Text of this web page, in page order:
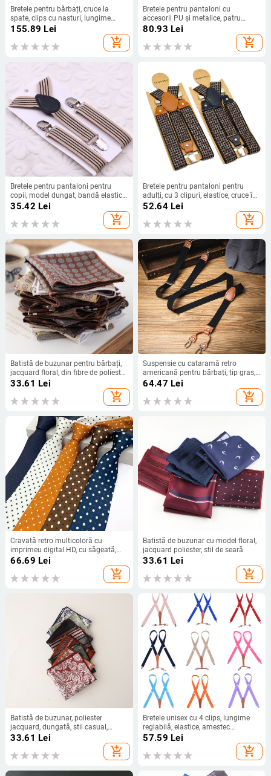
Bretele pentru bărbați, cruce la
spate, clips cu nasturi, lungime
reglabilă
155.89 Lei
add_shopping_cart
Bretele pentru pantaloni cu
accesorii PU și metalice, patru
clipsuri, spate încrucișat, unisex
disponibilă
80.93 Lei
add_shopping_cart
Bretele pentru pantaloni pentru
copii, model dungat, bandă elastică,
3 clipsuri, unisex, lungime fixă
35.42 Lei
add_shopping_cart
Bretele pentru pantaloni pentru
adulți, cu 3 clipuri, elastice, cruce în
spate, lungime reglabilă, jacquard
52.64Lei
add_shopping_cart
Batistă de buzunar pentru bărbați,
jacquard floral, din fibre de poliester,
pentru adulți, iarna 2023
33.61 Lei
add_shopping_cart
Suspensie cu cataramă retro
americană pentru bărbați, tip gras,
universal, puternic, antiderapant,
extensibilă, suspendată pentru
pantaloni pentru adulți
64.47 Lei
add_shopping_cart
Cravată retro multicoloră cu
imprimeu digital HD, cu săgeată,
pentru bărbați, polo cu buline, în
66.69 Lei
add_shopping_cart
Batistă de buzunar cu model floral,
jacquard poliester, stil de seară
33.61 Lei
add_shopping_cart
Batistă de buzunar, poliester
jacquard, dungată, stil casual,
unisex
33.61 Lei
add_shopping_cart
Bretele unisex cu 4 clips, lungime
reglabilă, elastice, amestec
poliester-elastan, design spate
57.59 Lei
add_shopping_cart